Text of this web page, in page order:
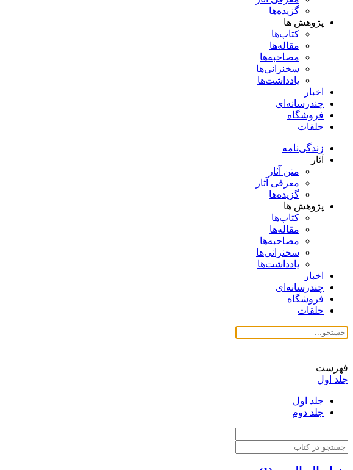
گزیده‌ها
پژوهش ها
کتاب‌ها
مقاله‌ها
مصاحبه‌ها
سخنرانی‌ها
یادداشت‌ها
اخبار
چندرسانه‌ای
فروشگاه
حلقات
زندگی‌نامه
آثار
متن آثار
معرفی آثار
گزیده‌ها
پژوهش ها
کتاب‌ها
مقاله‌ها
مصاحبه‌ها
سخنرانی‌ها
یادداشت‌ها
اخبار
چندرسانه‌ای
فروشگاه
حلقات
فهرست
جلد اول
جلد اول
جلد دوم